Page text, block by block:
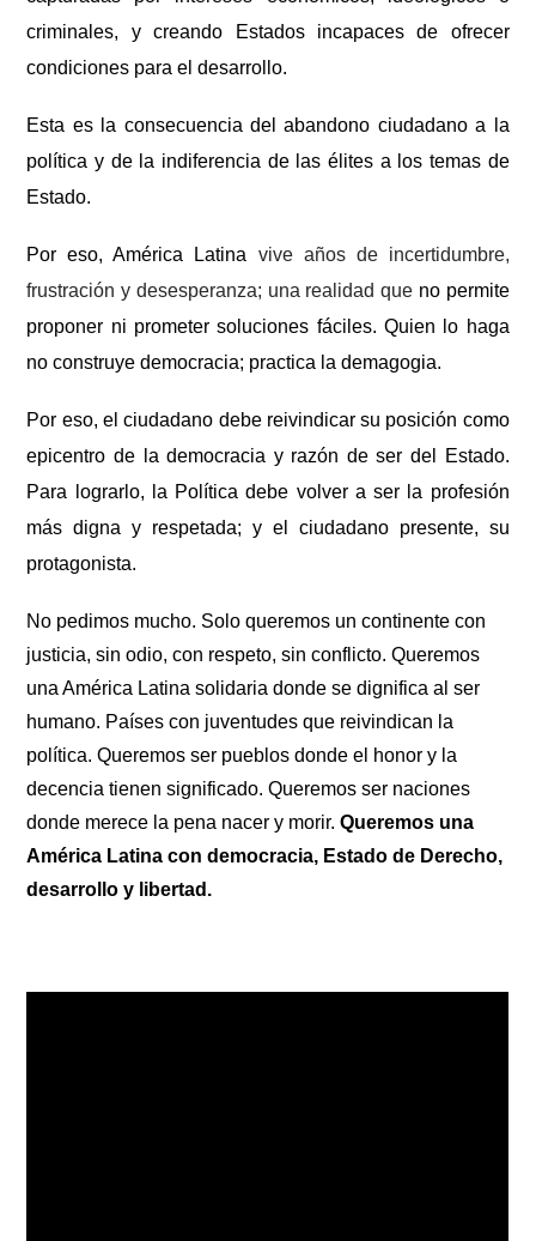
criminales, y creando Estados incapaces de ofrecer
condiciones para el desarrollo.
Esta es la consecuencia del abandono ciudadano a la
política y de la indiferencia de las élites a los temas de
Estado.
Por eso, América Latina vive años de incertidumbre,
frustración y desesperanza; una realidad que no permite
proponer ni prometer soluciones fáciles. Quien lo haga
no construye democracia; practica la demagogia.
Por eso, el ciudadano debe reivindicar su posición como
epicentro de la democracia y razón de ser del Estado.
Para lograrlo, l a Política debe volver a ser la profesión
más digna y respetada; y el ciudadano presente, su
protagonista.
No pedimos mucho. Solo queremos un continente con
justicia, sin odio, con respeto, sin conflicto. Queremos
una América Latina solidaria donde se dignifica al ser
humano. Países con juventudes que reivindican la
política. Queremos ser pueblos donde el honor y la
decencia tienen significado. Queremos ser naciones
donde merece la pena nacer y morir.Queremos una
América Latina con democracia, Estado de Derecho,
desarrollo y libertad.